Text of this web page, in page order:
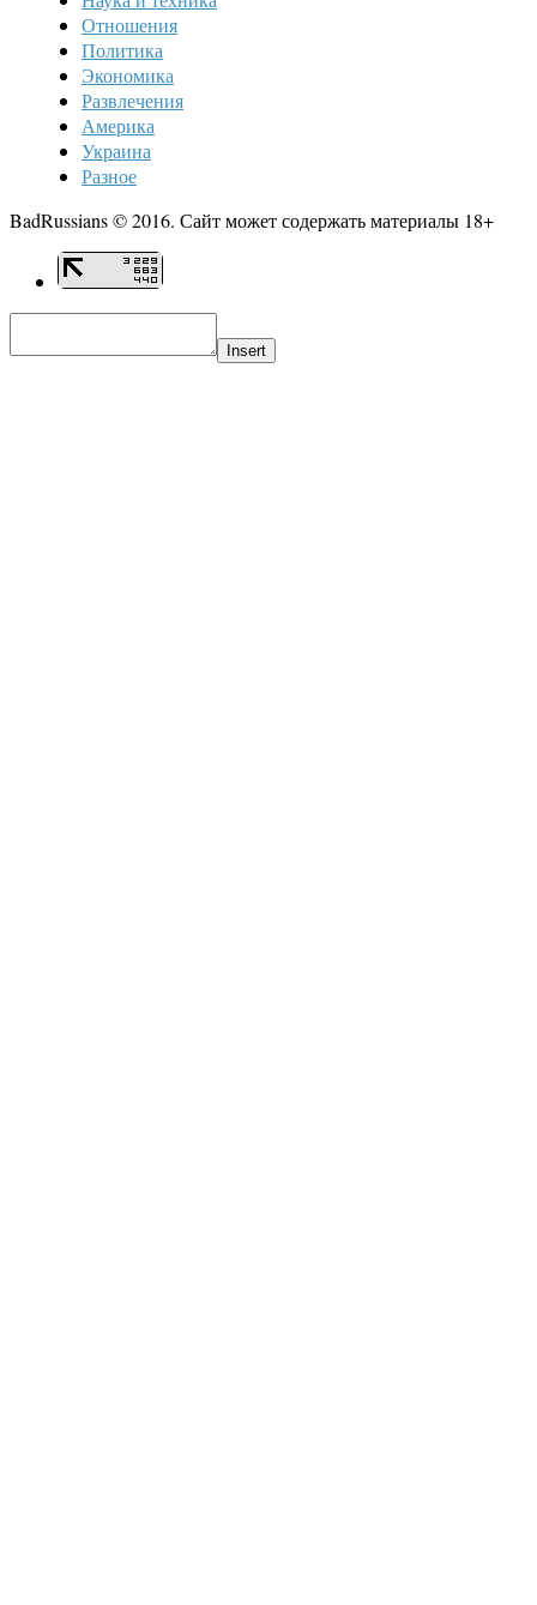
Отношения
Политика
Экономика
Развлечения
Америка
Украина
Разное
BadRussians © 2016. Сайт может содержать материалы 18+
Insert